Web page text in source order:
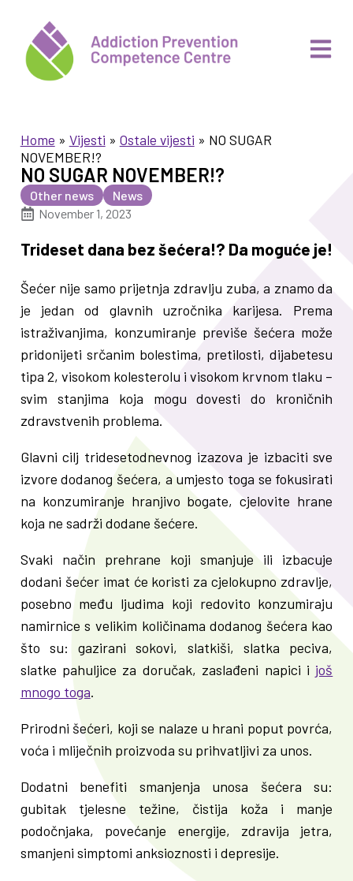
Home » Vijesti » Ostale vijesti » NO SUGAR
NOVEMBER!?
NO SUGAR NOVEMBER!?
Other news
News
November 1, 2023
Trideset dana bez šećera!? Da moguće je!
Šećer nije samo prijetnja zdravlju zuba, a znamo da
je jedan od glavnih uzročnika karijesa. Prema
istraživanjima, konzumiranje previše šećera može
pridonijeti srčanim bolestima, pretilosti, dijabetesu
tipa 2, visokom kolesterolu i visokom krvnom tlaku –
svim stanjima koja mogu dovesti do kroničnih
zdravstvenih problema.
Glavni cilj tridesetodnevnog izazova je izbaciti sve
izvore dodanog šećera, a umjesto toga se fokusirati
na konzumiranje hranjivo bogate, cjelovite hrane
koja ne sadrži dodane šećere.
Svaki način prehrane koji smanjuje ili izbacuje
dodani šećer imat će koristi za cjelokupno zdravlje,
posebno među ljudima koji redovito konzumiraju
namirnice s velikim količinama dodanog šećera kao
što su: gazirani sokovi, slatkiši, slatka peciva,
slatke pahuljice za doručak, zaslađeni napici i još
mnogo toga.
Prirodni šećeri, koji se nalaze u hrani poput povrća,
voća i mliječnih proizvoda su prihvatljivi za unos.
Dodatni benefiti smanjenja unosa šećera su:
gubitak tjelesne težine, čistija koža i manje
podočnjaka, povećanje energije, zdravija jetra,
smanjeni simptomi anksioznosti i depresije.